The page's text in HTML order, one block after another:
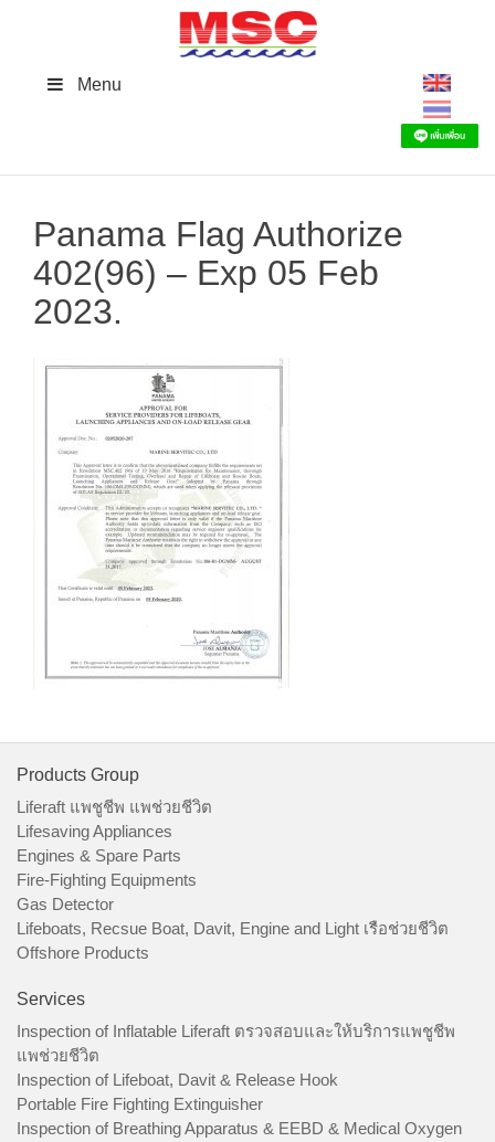
Menu
Panama Flag Authorize
402(96) – Exp 05 Feb
2023.
Products Group
Liferaft แพชูชีพ แพช่วยชีวิต
Lifesaving Appliances
Engines & Spare Parts
Fire-Fighting Equipments
Gas Detector
Lifeboats, Recsue Boat, Davit, Engine and Light เรือช่วยชีวิต
Offshore Products
Services
Inspection of Inflatable Liferaft ตรวจสอบและให้บริการแพชูชีพ
แพช่วยชีวิต
Inspection of Lifeboat, Davit & Release Hook
Portable Fire Fighting Extinguisher
Inspection of Breathing Apparatus & EEBD & Medical Oxygen